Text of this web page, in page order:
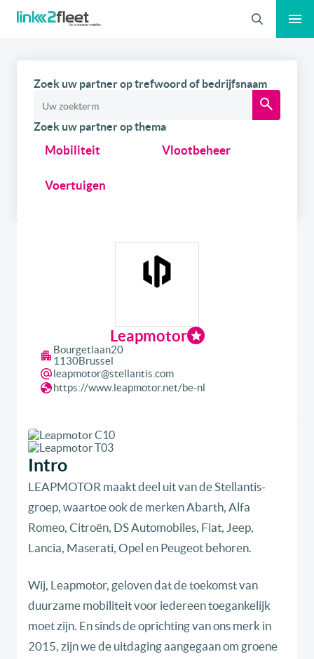
Zoeken
Zoek uw partner op trefwoord of bedrijfsnaam
Zoek uw partner op thema
Mobiliteit Vlootbeheer
Voertuigen
Leapmotor
Bourgetlaan20
1130Brussel
leapmotor@stellantis.com
https://www.leapmotor.net/be-nl
Intro
LEAPMOTOR maakt deel uit van de Stellantis-
groep, waartoe ook de merken Abarth, Alfa
Romeo, Citroën, DS Automobiles, Fiat, Jeep,
Lancia, Maserati, Opel en Peugeot behoren.
Wij, Leapmotor, geloven dat de toekomst van
duurzame mobiliteit voor iedereen toegankelijk
moet zijn. En sinds de oprichting van ons merk in
2015, zijn we de uitdaging aangegaan om groene